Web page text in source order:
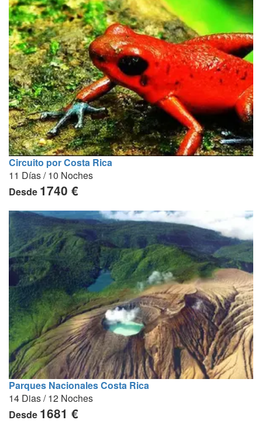
Circuito por Costa Rica
11 Días / 10 Noches
Desde 1740 €
Parques Nacionales Costa Rica
14 Dias / 12 Noches
Desde 1681 €